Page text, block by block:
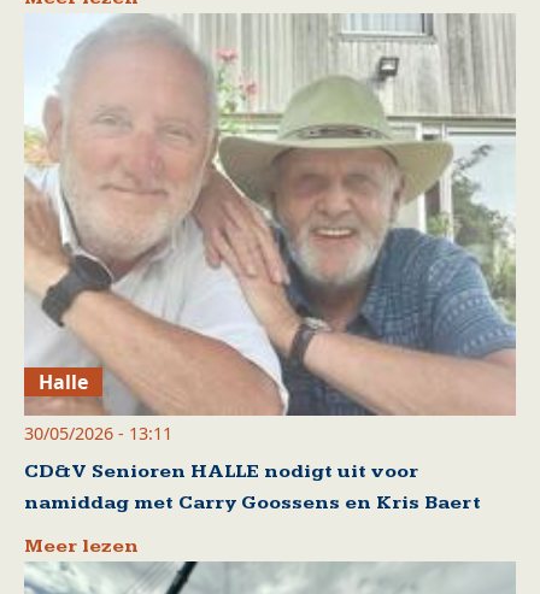
Halle
30/05/2026 - 13:11
CD&V Senioren HALLE nodigt uit voor
namiddag met Carry Goossens en Kris Baert
Meer lezen